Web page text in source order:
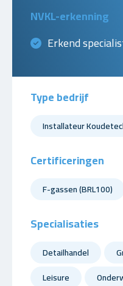
NVKL-erkenning
Erkend
Type bedrijf
Installateur
Certificeringen
F-gassen (BRL100)
Specialisaties
Detailhandel
Leisure